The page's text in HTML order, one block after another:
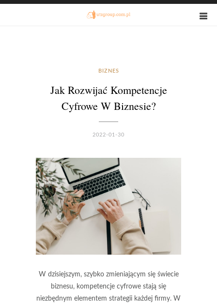
BIZNES
Jak Rozwijać Kompetencje
Cyfrowe W Biznesie?
2022-01-30
W dzisiejszym, szybko zmieniającym się świecie
biznesu, kompetencje cyfrowe stają się
niezbędnym elementem strategii każdej firmy. W